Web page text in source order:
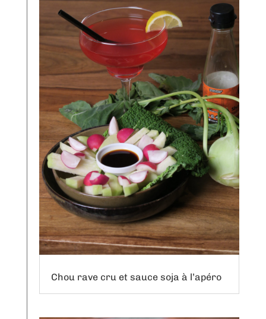
Chou rave cru et sauce soja à l’apéro